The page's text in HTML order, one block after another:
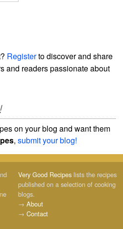
Registerto discover and share
and readers passionate about
on your blog and want them
, submit your blog!
Very Good Recipes lists the recipes
published on a selection of cooking
blogs.
→ About
→ Contact